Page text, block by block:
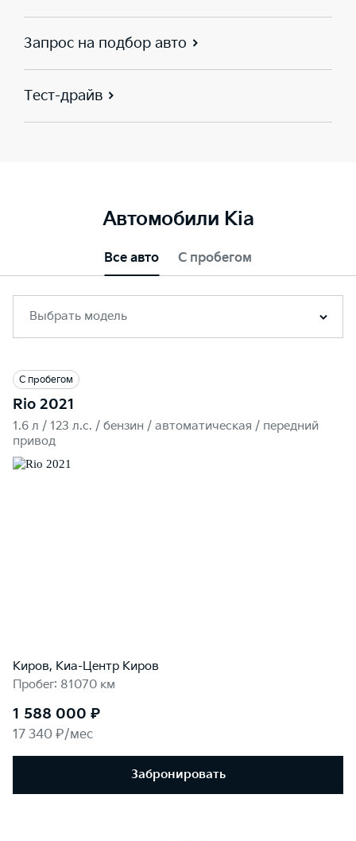
Запрос на подбор авто
Тест-драйв
Автомобили Kia
Все авто С пробегом
Выбрать модель
С пробегом
Rio 2021
1.6 л / 123 л.c. / бензин / автоматическая / передний
привод
Киров, Киа-Центр Киров
Пробег: 81070 км
1 588 000 ₽
17 340 ₽/мес
Забронировать